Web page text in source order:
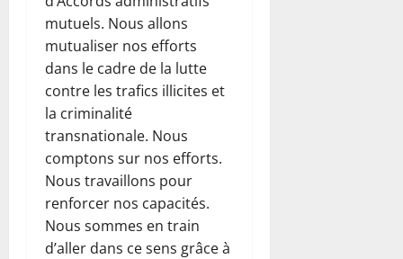
mutuels. Nous allons
mutualiser nos efforts
dans le cadre de la lutte
contre les trafics illicites et
la criminalité
transnationale. Nous
comptons sur nos efforts.
Nous travaillons pour
renforcer nos capacités.
Nous sommes en train
d’aller dans ce sens grâce à